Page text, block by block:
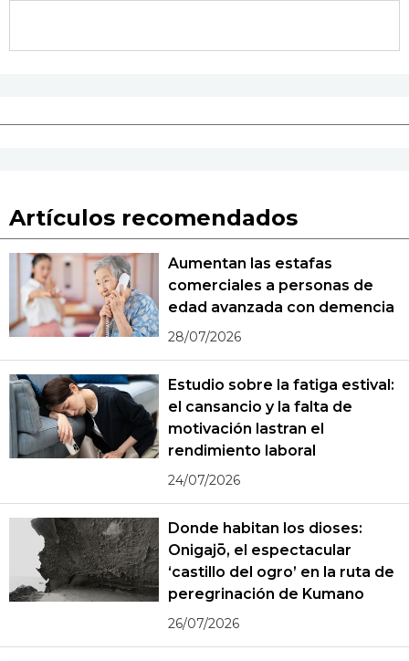
Artículos recomendados
Aumentan las estafas
comerciales a personas de
edad avanzada con demencia
28/07/2026
Estudio sobre la fatiga estival:
el cansancio y la falta de
motivación lastran el
rendimiento laboral
24/07/2026
Donde habitan los dioses:
Onigajō, el espectacular
‘castillo del ogro’ en la ruta de
peregrinación de Kumano
26/07/2026